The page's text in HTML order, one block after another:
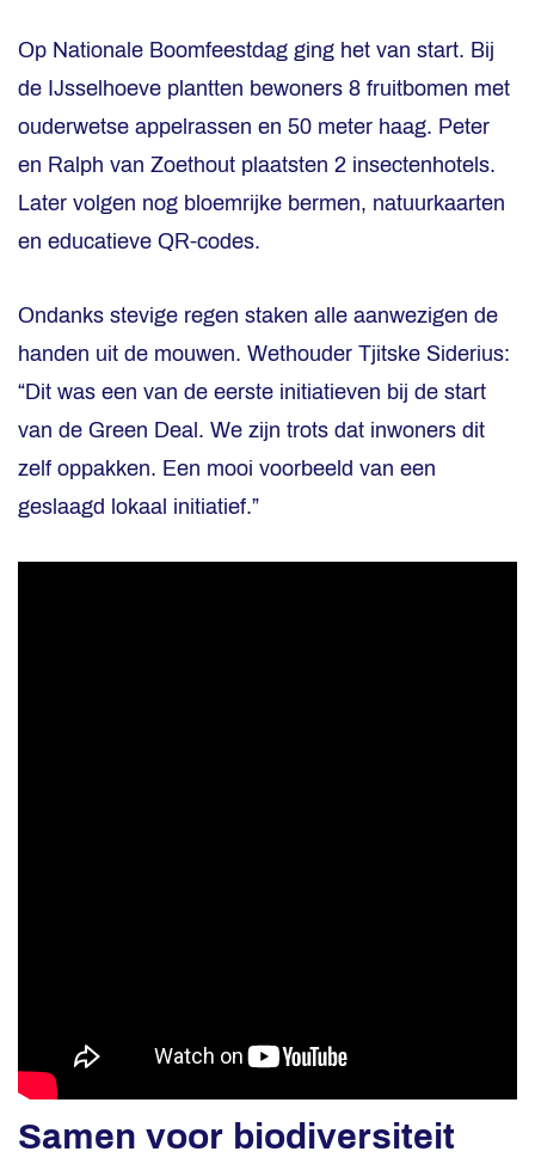
Op Nationale Boomfeestdag ging het van start. Bij
de IJsselhoeve plantten bewoners 8 fruitbomen met
ouderwetse appelrassen en 50 meter haag. Peter
en Ralph van Zoethout plaatsten 2 insectenhotels.
Later volgen nog bloemrijke bermen, natuurkaarten
en educatieve QR-codes.
Ondanks stevige regen staken alle aanwezigen de
handen uit de mouwen. Wethouder Tjitske Siderius:
“Dit was een van de eerste initiatieven bij de start
van de Green Deal. We zijn trots dat inwoners dit
zelf oppakken. Een mooi voorbeeld van een
geslaagd lokaal initiatief.”
Samen voor biodiversiteit